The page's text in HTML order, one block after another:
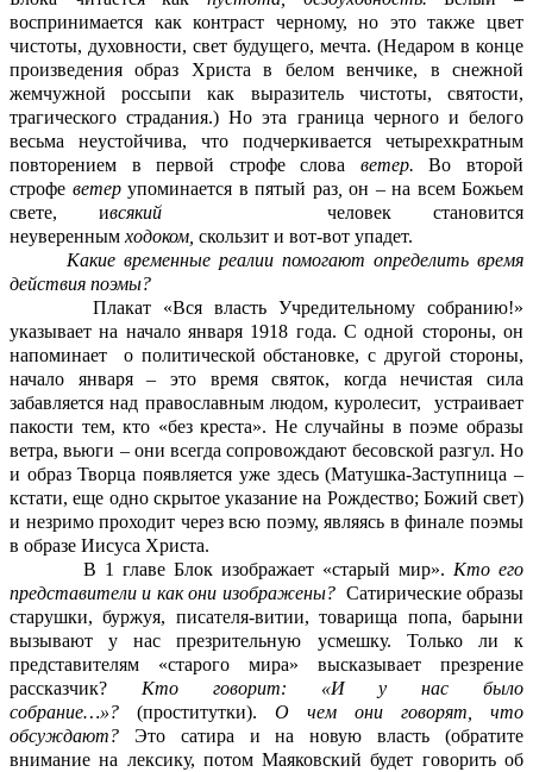
воспринимается как контраст черному, но это также цвет
чистоты, духовности, свет будущего, мечта. (Недаром в конце
произведения образ Христа в белом венчике, в снежной
жемчужной россыпи как выразитель чистоты, святости,
трагического страдания.) Но эта граница черного и белого
весьма неустойчива, что подчеркивается четырехкратным
повторением в первой строфе слова ветер. Во второй
строфе ветерупоминается в пятый раз, он – на всем Божьем
свете, ивсякий
человек становится
неуверенным ходоком, скользит и вот-вот упадет.
Какие временные реалии помогают определить время
действия поэмы?
Плакат «Вся власть Учредительному собранию!»
указывает на начало января 1918 года. С одной стороны, он
напоминает о политической обстановке, с другой стороны,
начало января – это время святок, когда нечистая сила
забавляется над православным людом, куролесит, устраивает
пакости тем, кто «без креста». Не случайны в поэме образы
ветра, вьюги – они всегда сопровождают бесовской разгул. Но
и образ Творца появляется уже здесь (Матушка-Заступница –
кстати, еще одно скрытое указание на Рождество; Божий свет)
и незримо проходит через всю поэму, являясь в финале поэмы
в образе Иисуса Христа.
В 1 главе Блок изображает «старый мир». Кто его
представители и как они изображены?Сатирические образы
старушки, буржуя, писателя-витии, товарища попа, барыни
вызывают у нас презрительную усмешку. Только ли к
представителям «старого мира» высказывает презрение
рассказчик? Кто говорит: «И у нас было
собрание…»? (проститутки). О чем они говорят, что
обсуждают? Это сатира и на новую власть (обратите
внимание на лексику, потом Маяковский будет говорить об